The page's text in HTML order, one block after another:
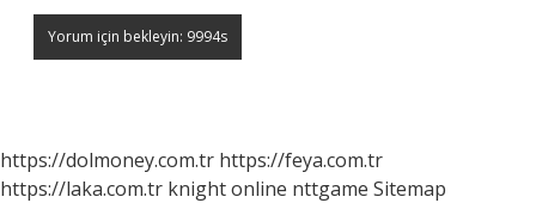
https://dolmoney.com.tr https://feya.com.tr
https://laka.com.tr knight online nttgame Sitemap